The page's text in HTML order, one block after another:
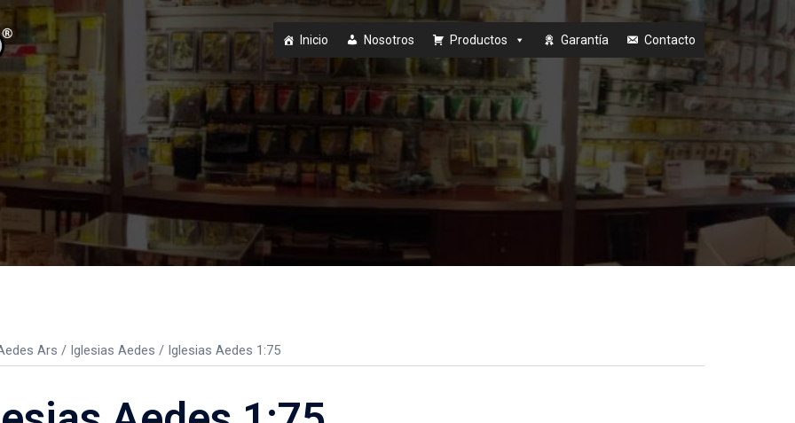
Inicio Nosotros Productos Garantía Contacto
Ars / Iglesias Aedes / Iglesias Aedes 1:75